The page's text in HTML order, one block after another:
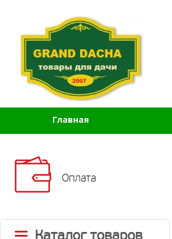
Главная
Оплата